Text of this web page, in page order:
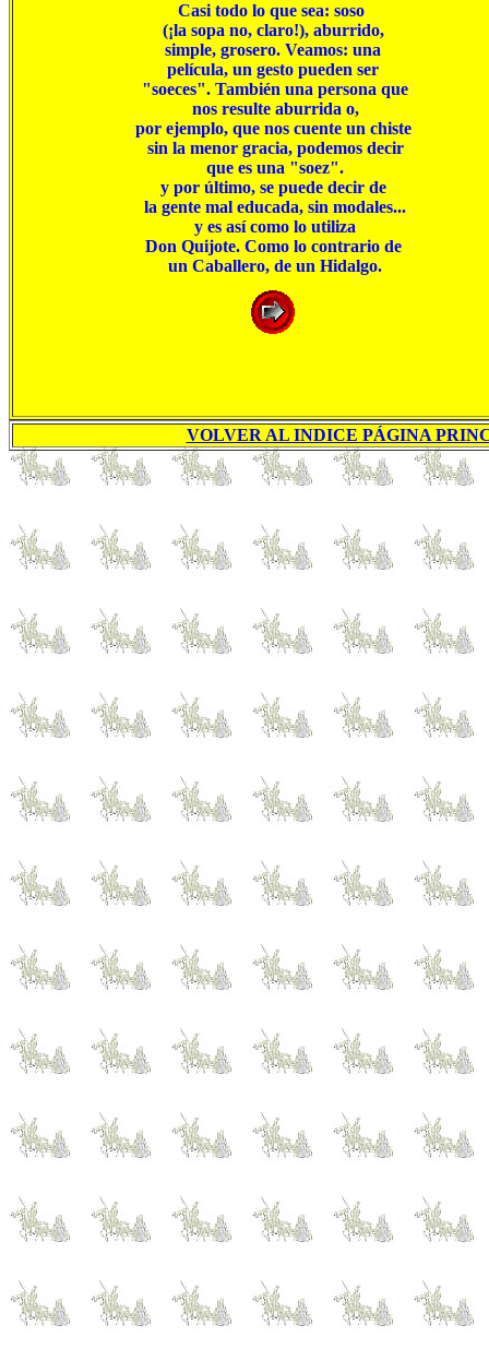
Casi todo lo que sea: soso
(¡la sopa no, claro!), aburrido,
simple, grosero. Veamos: una
película, un gesto pueden ser
"soeces". También una persona que
nos resulte aburrida o,
por ejemplo, que nos cuente un chiste
sin la menor gracia, podemos decir
que es una "soez".
y por último, se puede decir de
la gente mal educada, sin modales...
y es así como lo utiliza
Don Quijote. Como lo contrario de
un Caballero, de un Hidalgo.
VOLVER AL INDICE PÁGINA